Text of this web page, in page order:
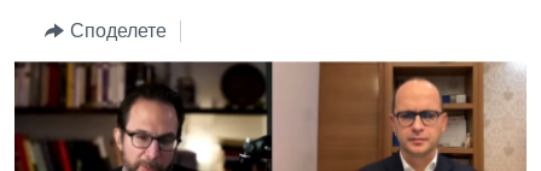
ЗДРАВЈЕ
УМЕТНОСТ И ЗАБАВА
ИНТЕРВЈУА
ИЗБОРИ ВО САД 2020 - АРХИВА
НАКУСО...
Споделете